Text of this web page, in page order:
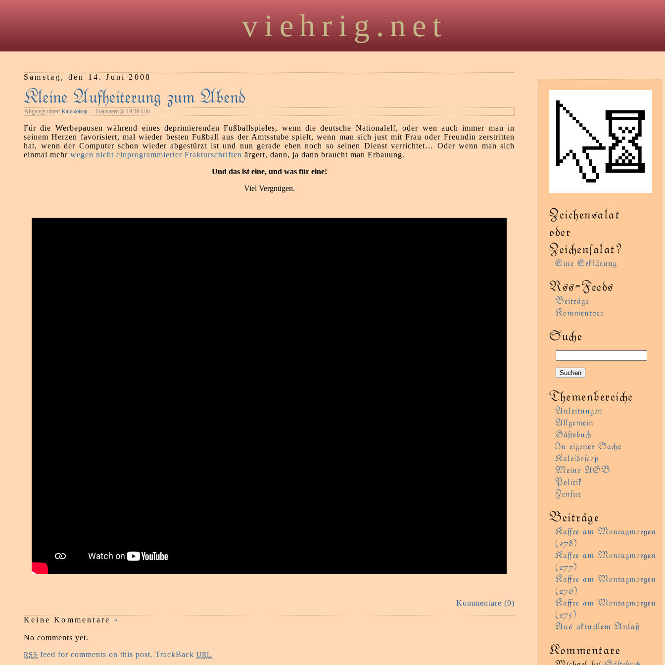
viehrig.net
Samstag, den 14. Juni 2008
Kleine Aufheiterung zum Abend
Abgelegt unter: Kaleidoſcop — Hausherr @ 19:16 Uhr
Für die Werbepausen während eines deprimierenden Fußballspieles, wenn die deutsche Nationalelf, oder wen auch immer man in
seinem Herzen favorisiert, mal wieder besten Fußball aus der Amtsstube spielt, wenn man sich just mit Frau oder Freundin zerstritten
hat, wenn der Computer schon wieder abgestürzt ist und nun gerade eben noch so seinen Dienst verrichtet… Oder wenn man sich
einmal mehr wegen nicht einprogrammierter Frakturschriften ärgert, dann, ja dann braucht man Erbauung.
Und das ist eine, und was für eine!
Viel Vergnügen.
Kommentare (0)
Keine Kommentare »
No comments yet.
RSS feed for comments on this post. TrackBackURL
Zeichensalat
oder
Zeienſalat?
Eine Erklärung
Rss-Feeds
Beiträge
Kommentare
Sue
Themenbereie
Anleitungen
Agemein
Gäﬅebu
In eigener Sae
Kaleidoſcop
Meine AGB
Politik
Zenſur
Beiträge
Kaﬀee am Montagmorgen
(278)
Kaﬀee am Montagmorgen
(277)
Kaﬀee am Montagmorgen
(276)
Kaﬀee am Montagmorgen
(275)
Aus aktueem Anlaß
Kommentare